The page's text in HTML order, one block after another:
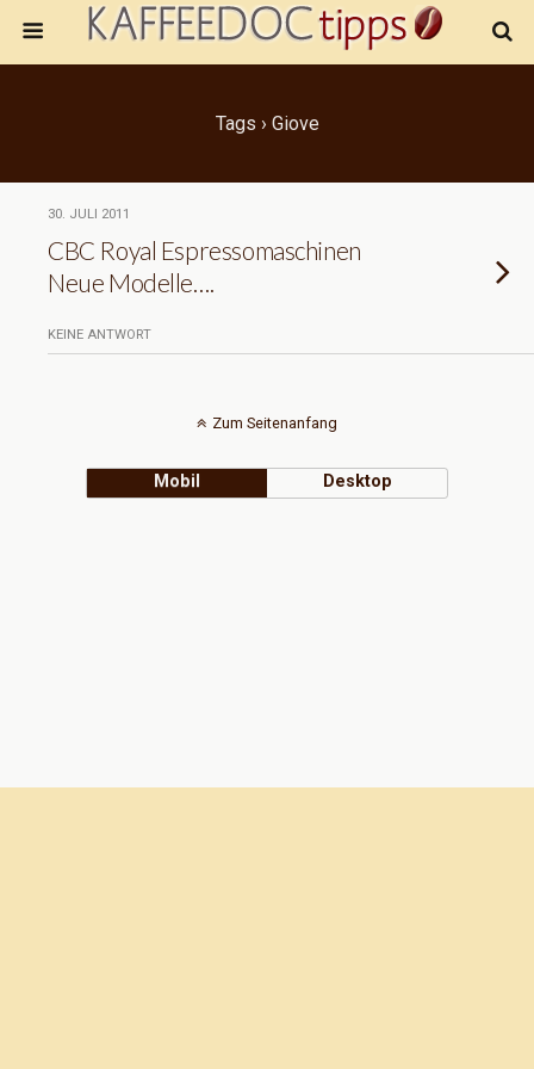
Tags › Giove
30. JULI 2011
CBC Royal Espressomaschinen
Neue Modelle….
KEINE ANTWORT
Zum Seitenanfang
Mobil Desktop